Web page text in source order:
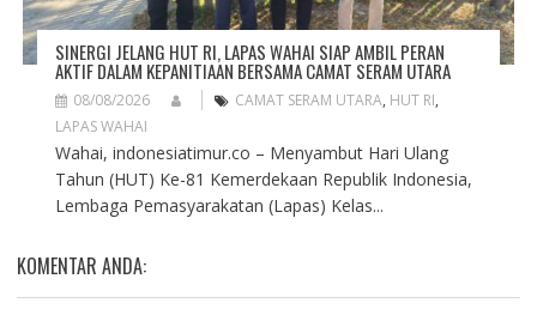
SINERGI JELANG HUT RI, LAPAS WAHAI SIAP AMBIL PERAN
AKTIF DALAM KEPANITIAAN BERSAMA CAMAT SERAM UTARA
08/08/2026 CAMAT SERAM UTARA, HUT RI,
LAPAS WAHAI
Wahai, indonesiatimur.co – Menyambut Hari Ulang
Tahun (HUT) Ke-81 Kemerdekaan Republik Indonesia,
Lembaga Pemasyarakatan (Lapas) Kelas...
KOMENTAR ANDA: